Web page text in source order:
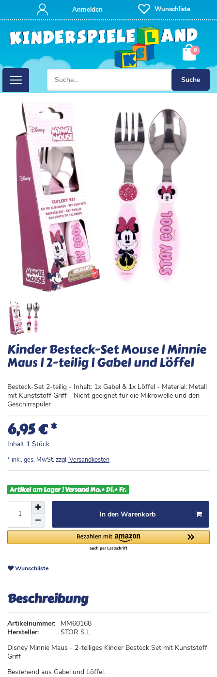
Suche
Anmelden Wunschliste
0
Kinder Besteck-Set Mouse | Minnie
Maus | 2-teilig | Gabel und Löffel
Besteck-Set 2-teilig - Inhalt: 1x Gabel & 1x Löffel - Material: Metall
mit Kunststoff Griff - Nicht geeignet für die Mikrowelle und den
Geschirrspüler
6,95 €*
Inhalt 1 Stück
* inkl. ges. MwSt. zzgl. Versandkosten
Artikel am Lager ! Versand Mo.+ Di.+ Fr.
In den Warenkorb
Wunschliste
Beschreibung
Artikelnummer:
MM60168
Hersteller:
STOR S.L.
Disney Minnie Maus - 2-teiliges Kinder Besteck Set mit Kunststoff
Griff
Bestehend aus Gabel und Löffel.